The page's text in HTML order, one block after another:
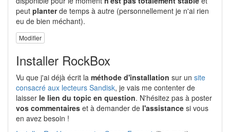
peut planterde temps à autre (personnellement je n'ai rien
eu de bien méchant).
Modifier
Installer RockBox
Vu que j'ai déjà écrit la méthode d'installation sur un site
consacré aux lecteurs Sandisk, je vais me contenter de
laisser le lien du topic en question. N'hésitez pas à poster
vos commentaires et à demander de l'assistance si vous
en avez besoin !